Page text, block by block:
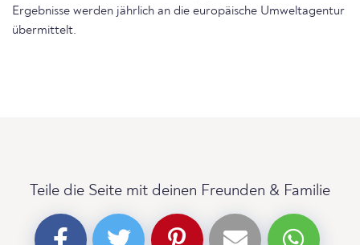
Ergebnisse werden jährlich an die europäische Umweltagentur
übermittelt.
Teile die Seite mit deinen Freunden & Familie